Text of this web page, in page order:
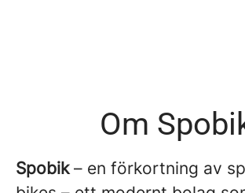
Om
Spobik– en förkortning av